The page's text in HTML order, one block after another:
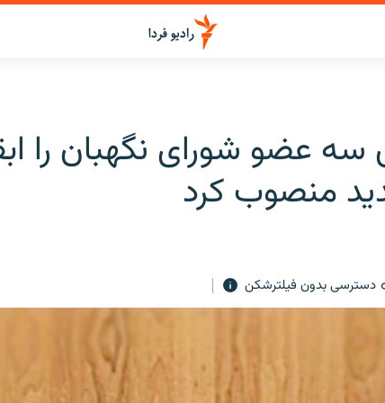
سه عضو شورای نگهبان را
منصوب کرد
دسترسی بدون فیلترشکن